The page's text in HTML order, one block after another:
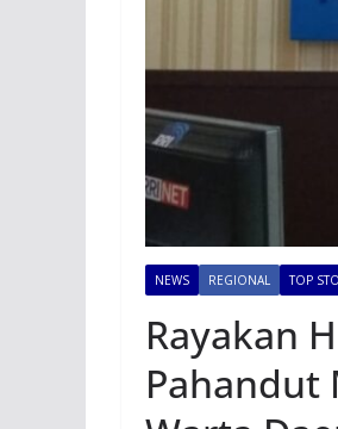
NEWS REGIONAL TOP
Rayakan
Pahandut